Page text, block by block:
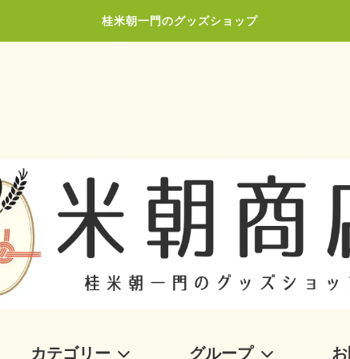
桂米朝一門のグッズショップ
カテゴリー グループ